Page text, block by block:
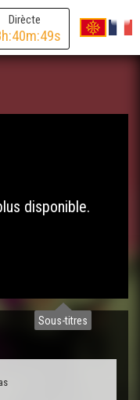
Dirècte
h:40m:49s
Sous-titres
disponible.